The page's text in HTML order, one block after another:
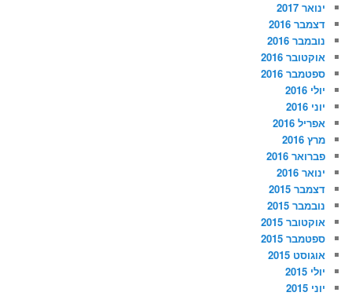
ינואר 2017
דצמבר 2016
נובמבר 2016
אוקטובר 2016
ספטמבר 2016
יולי 2016
יוני 2016
אפריל 2016
מרץ 2016
פברואר 2016
ינואר 2016
דצמבר 2015
נובמבר 2015
אוקטובר 2015
ספטמבר 2015
אוגוסט 2015
יולי 2015
יוני 2015